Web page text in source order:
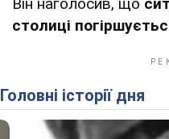
столиці
Головні історії дня